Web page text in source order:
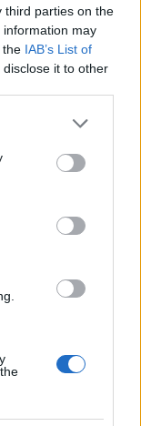
third parties on the
information may
the IAB’s List of
it to other
Με ποια
μπορώ να
την κροκί
μου;